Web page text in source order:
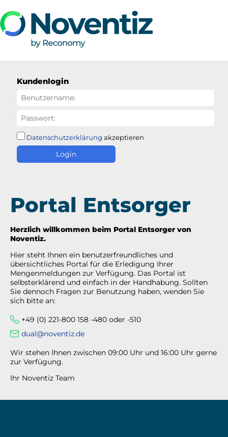
Portal Entsorger
Herzlich willkommen beim Portal Entsorger von
Noventiz.
Hier steht Ihnen ein benutzerfreundliches und
übersichtliches Portal für die Erledigung Ihrer
Mengenmeldungen zur Verfügung. Das Portal ist
selbsterklärend und einfach in der Handhabung. Sollten
Sie dennoch Fragen zur Benutzung haben, wenden Sie
sich bitte an:
+49 (0) 221-800 158 -480 oder -510
dual@noventiz.de
Wir stehen Ihnen zwischen 09:00 Uhr und 16:00 Uhr gerne
zur Verfügung.
Ihr Noventiz Team
Kundenlogin
Datenschutzerklärung akzeptieren
Login